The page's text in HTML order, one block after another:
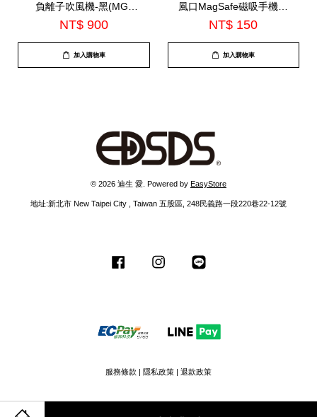
負離子吹風機-黑(MG-
HD0820L)
NT$ 900
加入購物車
風口MagSafe磁吸手機支
架(TS-PA30)
NT$ 150
加入購物車
© 2026 迪生 愛. Powered by EasyStore
地址:新北市 New Taipei City , Taiwan 五股區, 248民義路一段220巷22-12號
Facebook Instagram
服務條款 | 隱私政策 | 退款政策